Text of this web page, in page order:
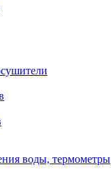
воды, термометры